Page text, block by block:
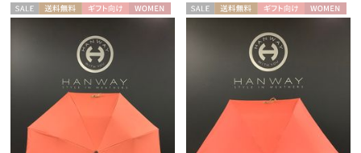
レディース キッズ
カテゴリー
ブランド
価格の高い
価格の低い
人気順
セー 送料無 ギフト
向け
WOME
セー 送料無 ギフト
向け
WOME